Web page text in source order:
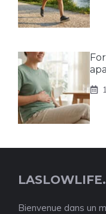
Bienvenue dans un